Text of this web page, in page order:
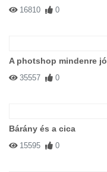
16810 0
A photshop mindenre jó
35557 0
Bárány és a cica
15595 0